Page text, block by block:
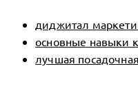
диджитал
основные навыки
лучшая